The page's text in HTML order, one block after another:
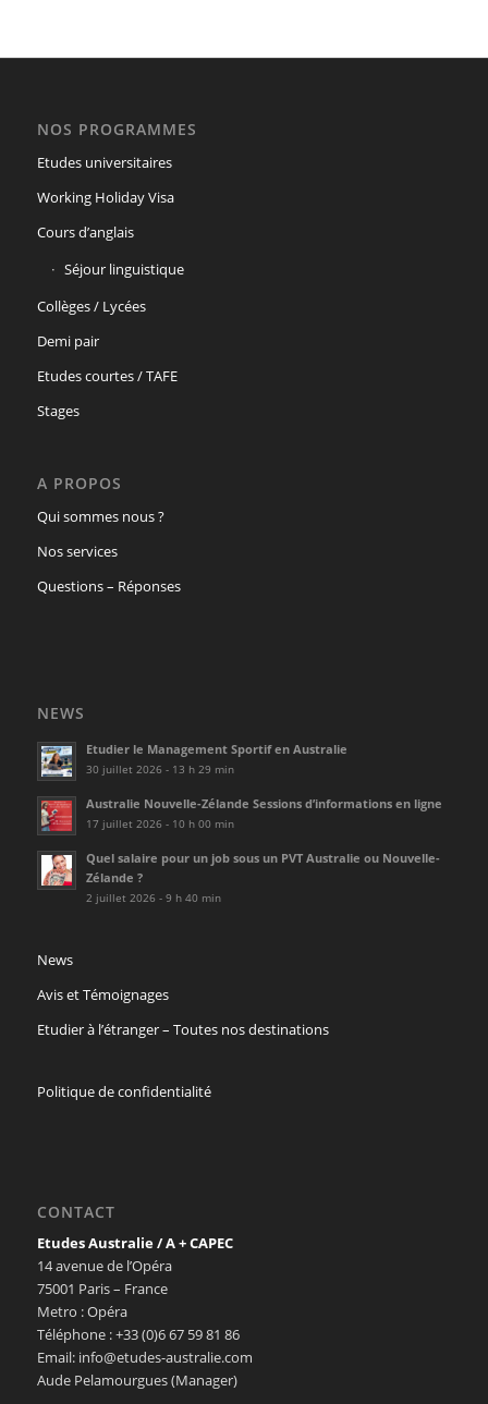
NOS PROGRAMMES
Etudes universitaires
Working Holiday Visa
Cours d’anglais
Séjour linguistique
Collèges / Lycées
Demi pair
Etudes courtes / TAFE
Stages
A PROPOS
Qui sommes nous ?
Nos services
Questions – Réponses
NEWS
Etudier le Management Sportif en Australie
30 juillet 2026 - 13 h 29 min
Australie Nouvelle-Zélande Sessions d’informations en ligne
17 juillet 2026 - 10 h 00 min
Quel salaire pour un job sous un PVT Australie ou Nouvelle-
Zélande ?
2 juillet 2026 - 9 h 40 min
News
Avis et Témoignages
Etudier à l’étranger – Toutes nos destinations
Politique de confidentialité
CONTACT
Etudes Australie / A + CAPEC
14 avenue de l’Opéra
75001 Paris – France
Metro : Opéra
Téléphone : +33 (0)6 67 59 81 86
Email: info@etudes-australie.com
Aude Pelamourgues (Manager)